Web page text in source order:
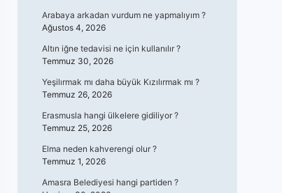
Arabaya arkadan vurdum ne yapmalıyım ?
Ağustos 4, 2026
Altın iğne tedavisi ne için kullanılır ?
Temmuz 30, 2026
Yeşilırmak mı daha büyük Kızılırmak mı ?
Temmuz 26, 2026
Erasmusla hangi ülkelere gidiliyor ?
Temmuz 25, 2026
Elma neden kahverengi olur ?
Temmuz 1, 2026
Amasra Belediyesi hangi partiden ?